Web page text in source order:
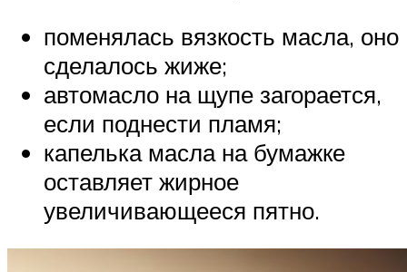
поменялась вязкость масла, оно
сделалось жиже;
автомасло на щупе загорается,
если поднести пламя;
капелька масла на бумажке
оставляет жирное
увеличивающееся пятно.